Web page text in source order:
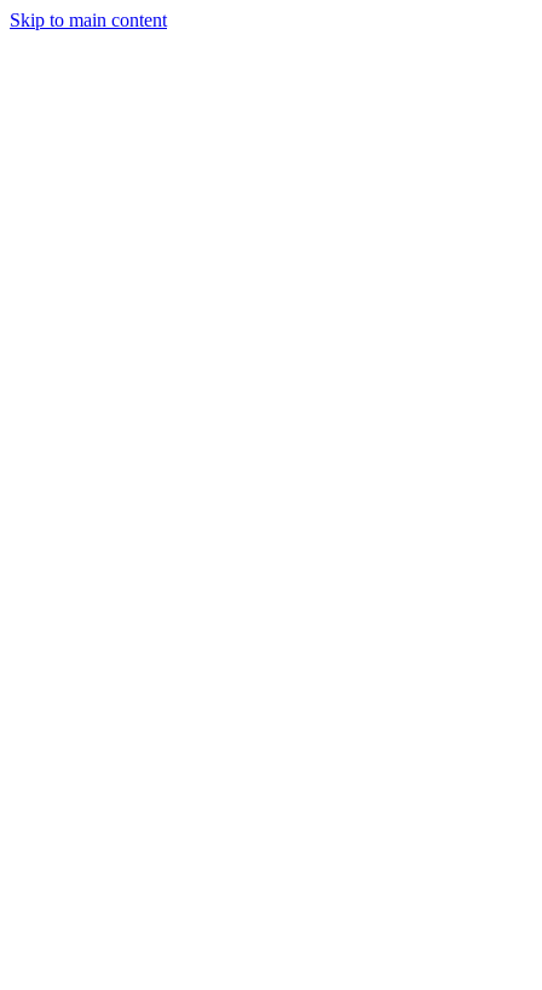
Skip to main content